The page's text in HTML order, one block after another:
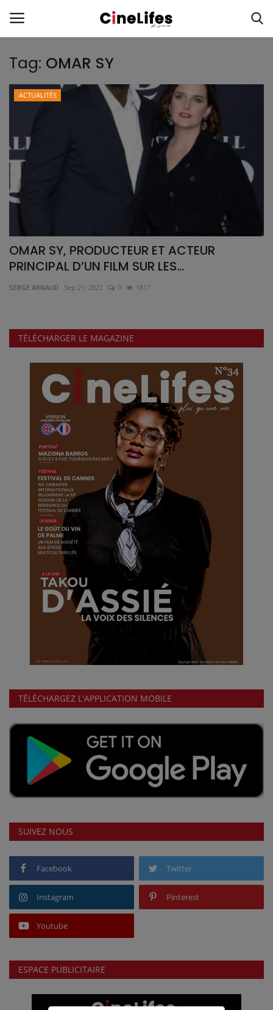
Connexion
A propos
Portraits
Cinelifes Studio
Le magazine
Galerie
Tag: OMAR SY
ACTUALITÉS
OMAR SY, PRODUCTEUR ET ACTEUR
PRINCIPAL D’UN FILM SUR LES...
SERGE ARNAUD Sep 21, 2021 0 1817
TÉLÉCHARGER LE MAGAZINE
TÉLÉCHARGEZ L'APPLICATION MOBILE
SUIVEZ NOUS
Facebook Twitter
Instagram Pinterest
Youtube
ESPACE PUBLICITAIRE